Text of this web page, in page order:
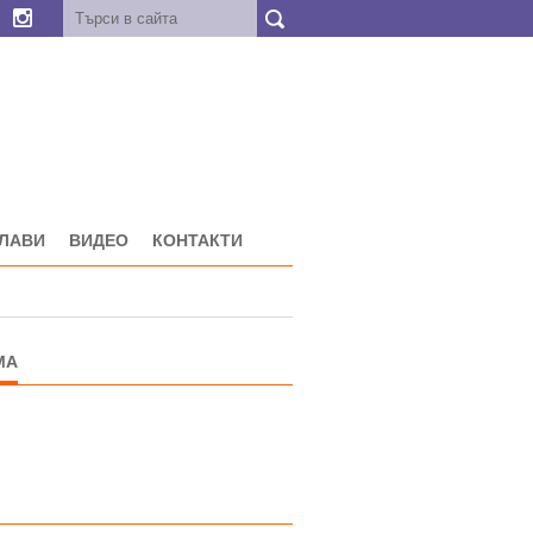
ВИДЕО КОНТАКТИ